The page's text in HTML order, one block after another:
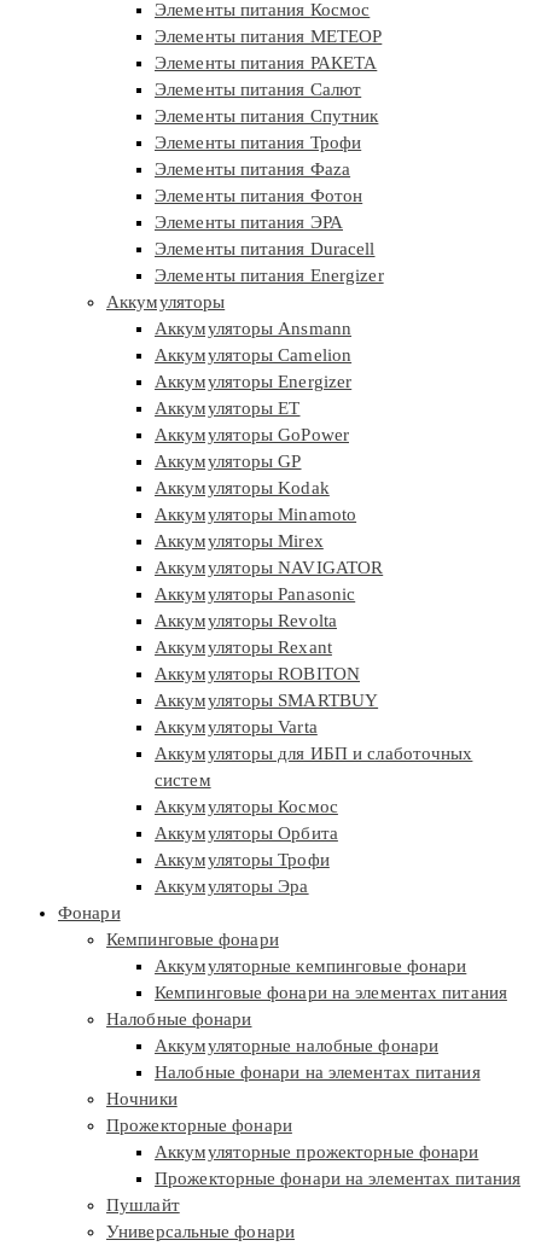
Элементы питания Космос
Элементы питания МЕТЕОР
Элементы питания РАКЕТА
Элементы питания Салют
Элементы питания Спутник
Элементы питания Трофи
Элементы питания Фaza
Элементы питания Фотон
Элементы питания ЭРА
Элементы питания Duracell
Элементы питания Energizer
Аккумуляторы
Аккумуляторы Ansmann
Аккумуляторы Camelion
Аккумуляторы Energizer
Аккумуляторы ET
Аккумуляторы GoPower
Аккумуляторы GP
Аккумуляторы Kodak
Аккумуляторы Minamoto
Аккумуляторы Mirex
Аккумуляторы NAVIGATOR
Аккумуляторы Panasonic
Аккумуляторы Revolta
Аккумуляторы Rexant
Аккумуляторы ROBITON
Аккумуляторы SMARTBUY
Аккумуляторы Varta
Аккумуляторы для ИБП и слаботочных
систем
Аккумуляторы Космос
Аккумуляторы Орбита
Аккумуляторы Трофи
Аккумуляторы Эра
Фонари
Кемпинговые фонари
Аккумуляторные кемпинговые фонари
Кемпинговые фонари на элементах питания
Налобные фонари
Аккумуляторные налобные фонари
Налобные фонари на элементах питания
Ночники
Прожекторные фонари
Аккумуляторные прожекторные фонари
Прожекторные фонари на элементах питания
Пушлайт
Универсальные фонари